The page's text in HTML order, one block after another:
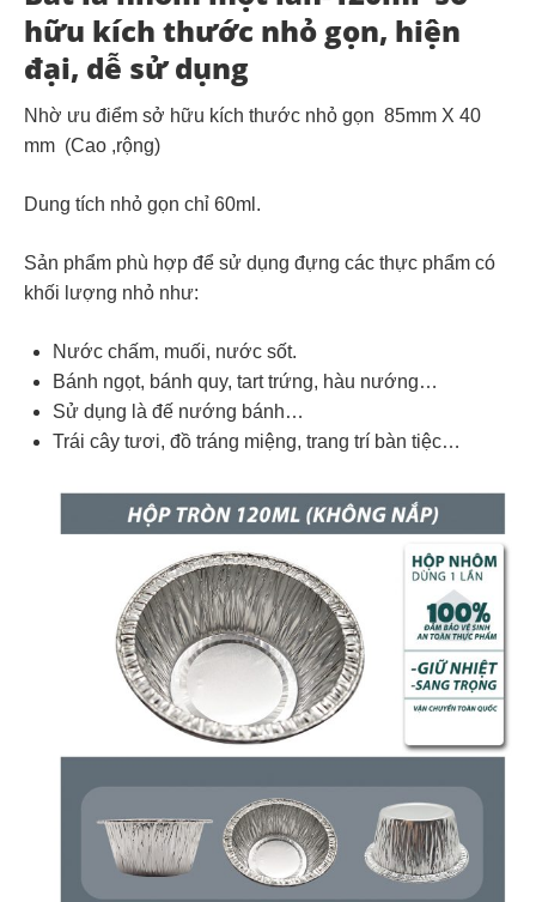
hữu kích thước nhỏ gọn, hiện
đại, dễ sử dụng
Nhờ ưu điểm sở hữu kích thước nhỏ gọn 85mm X 40
mm (Cao ,rộng)
Dung tích nhỏ gọn chỉ 60ml.
Sản phẩm phù hợp để sử dụng đựng các thực phẩm có
khối lượng nhỏ như:
Nước chấm, muối, nước sốt.
Bánh ngọt, bánh quy, tart trứng, hàu nướng…
Sử dụng là đế nướng bánh…
Trái cây tươi, đồ tráng miệng, trang trí bàn tiệc…